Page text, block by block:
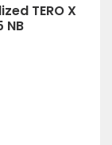
TERO X
NB